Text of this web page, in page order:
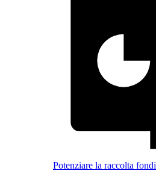
Potenziare la raccolta fondi